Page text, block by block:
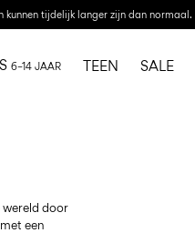
kunnen tijdelijk langer zijn dan normaal.
6–14 JAAR TEEN SALE
wereld door
een